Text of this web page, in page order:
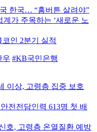
한국… “홈버튼 살려야”
가 주목하는 ‘새로운 노
인 2분기 실적
우 #KB국민은행
이상, 고령층 집중 보호
전전담인력 613명 첫 배
호, 고령층 온열질환 예방